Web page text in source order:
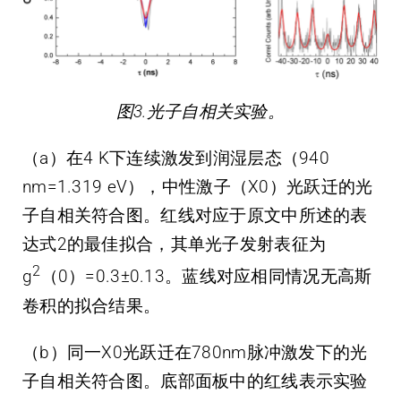
图3.光子自相关实验。
（a）在4 K下连续激发到润湿层态（940
nm=1.319 eV），中性激子（X0）光跃迁的光
子自相关符合图。红线对应于原文中所述的表
达式2的最佳拟合，其单光子发射表征为
g2
（0）=0.3±0.13。蓝线对应相同情况无高斯
卷积的拟合结果。
（b）同一X0光跃迁在780nm脉冲激发下的光
子自相关符合图。底部面板中的红线表示实验